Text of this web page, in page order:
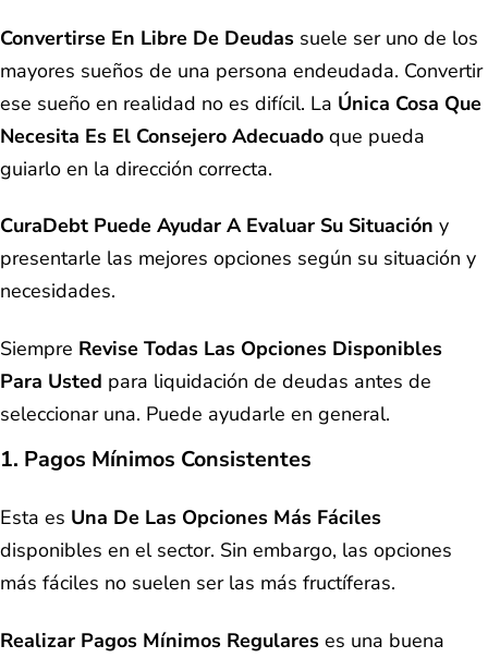
Convertirse En Libre De Deudas suele ser uno de los
mayores sueños de una persona endeudada. Convertir
ese sueño en realidad no es difícil. La Única Cosa Que
Necesita Es El Consejero Adecuado que pueda
guiarlo en la dirección correcta.
CuraDebt Puede Ayudar A Evaluar Su Situación y
presentarle las mejores opciones según su situación y
necesidades.
Siempre Revise Todas Las Opciones Disponibles
Para Usted para liquidación de deudas antes de
seleccionar una. Puede ayudarle en general.
1. Pagos Mínimos Consistentes
Esta es Una De Las Opciones Más Fáciles
disponibles en el sector. Sin embargo, las opciones
más fáciles no suelen ser las más fructíferas.
Realizar Pagos Mínimos Regulares es una buena